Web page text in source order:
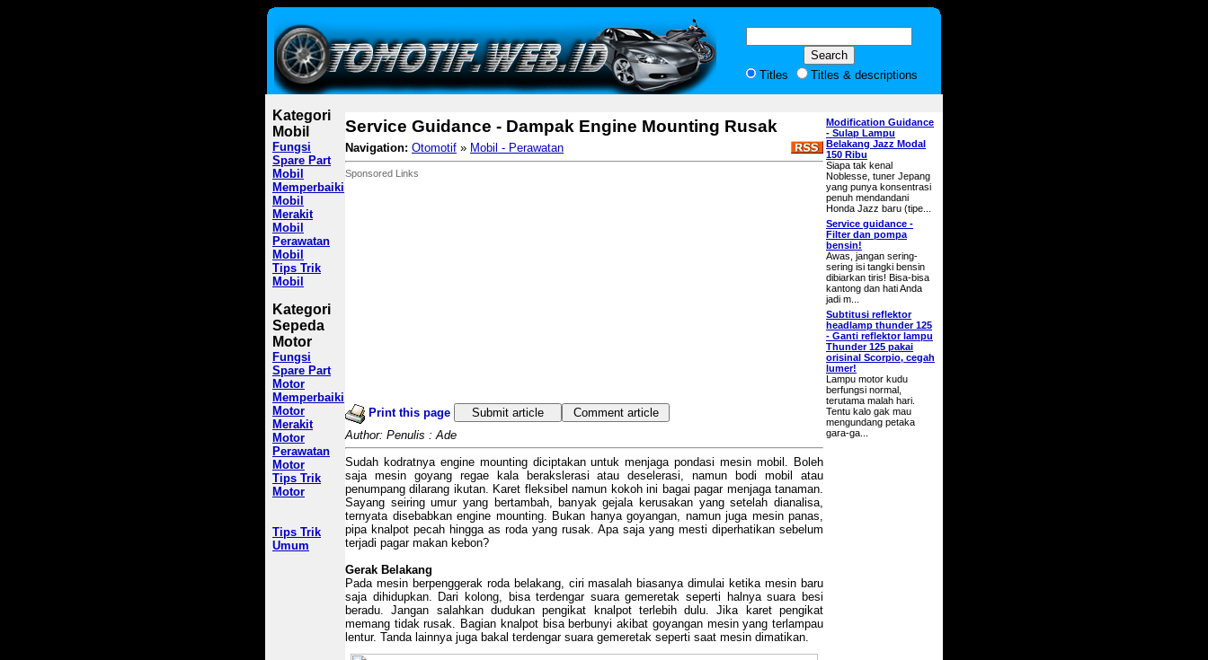
Titles Titles & descriptions
Kategori
Mobil
Fungsi
Spare Part
Mobil
Memperbaiki
Mobil
Merakit
Mobil
Perawatan
Mobil
Tips Trik
Mobil
Kategori
Sepeda
Motor
Fungsi
Spare Part
Motor
Memperbaiki
Motor
Merakit
Motor
Perawatan
Motor
Tips Trik
Motor
Tips Trik
Umum
Service Guidance - Dampak Engine Mounting Rusak
Navigation: Otomotif » Mobil - Perawatan
Sponsored Links
Print this page Submit article
Comment article
Author: Penulis : Ade
Sudah kodratnya engine mounting diciptakan untuk menjaga pondasi mesin mobil. Boleh
saja mesin goyang regae kala berakslerasi atau deselerasi, namun bodi mobil atau
penumpang dilarang ikutan. Karet fleksibel namun kokoh ini bagai pagar menjaga tanaman.
Sayang seiring umur yang bertambah, banyak gejala kerusakan yang setelah dianalisa,
ternyata disebabkan engine mounting. Bukan hanya goyangan, namun juga mesin panas,
pipa knalpot pecah hingga as roda yang rusak. Apa saja yang mesti diperhatikan sebelum
terjadi pagar makan kebon?
Gerak Belakang
Pada mesin berpenggerak roda belakang, ciri masalah biasanya dimulai ketika mesin baru
saja dihidupkan. Dari kolong, bisa terdengar suara gemeretak seperti halnya suara besi
beradu. Jangan salahkan dudukan pengikat knalpot terlebih dulu. Jika karet pengikat
memang tidak rusak. Bagian knalpot bisa berbunyi akibat goyangan mesin yang terlampau
lentur. Tanda lainnya juga bakal terdengar suara gemeretak seperti saat mesin dimatikan.
Modification Guidance
- Sulap Lampu
Belakang Jazz Modal
150 Ribu
Siapa tak kenal
Noblesse, tuner Jepang
yang punya konsentrasi
penuh mendandani
Honda Jazz baru (tipe...
Service guidance -
Filter dan pompa
bensin!
Awas, jangan sering-
sering isi tangki bensin
dibiarkan tiris! Bisa-bisa
kantong dan hati Anda
jadi m...
Subtitusi reflektor
headlamp thunder 125
- Ganti reflektor lampu
Thunder 125 pakai
orisinal Scorpio, cegah
lumer!
Lampu motor kudu
berfungsi normal,
terutama malah hari.
Tentu kalo gak mau
mengundang petaka
gara-ga...